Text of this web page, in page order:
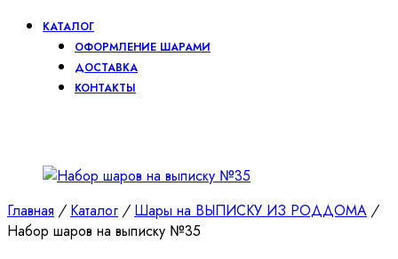
КАТАЛОГ
ОФОРМЛЕНИЕ ШАРАМИ
ДОСТАВКА
КОНТАКТЫ
Главная / Каталог / Шары на ВЫПИСКУ ИЗ РОДДОМА /
Набор шаров на выписку №35